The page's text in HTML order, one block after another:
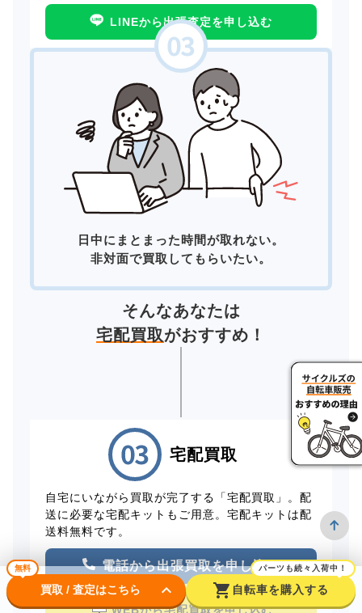
LINEから出張査定を申し込む
日中にまとまった時間が取れない。
非対面で買取してもらいたい。
そんなあなたは
宅配買取がおすすめ！
宅配買取
自宅にいながら買取が完了する「宅配買取」。配
送に必要な宅配キットもご用意。宅配キットは配
送料無料です。
電話から出張買取を申し込む
WEBから宅配買取を申し込む
無料
買取 / 査定はこちら keyboard_arrow_down shopping_cart
パーツも続々入荷中！
自転車を購入する